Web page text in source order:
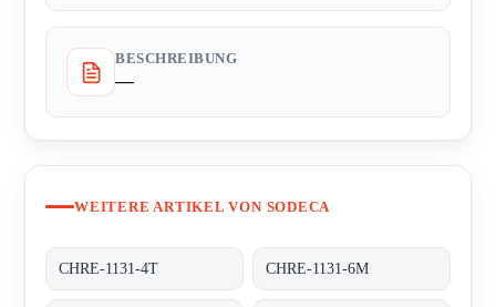
BESCHREIBUNG
—
WEITERE ARTIKEL VON SODECA
CHRE-1131-4T CHRE-1131-6M